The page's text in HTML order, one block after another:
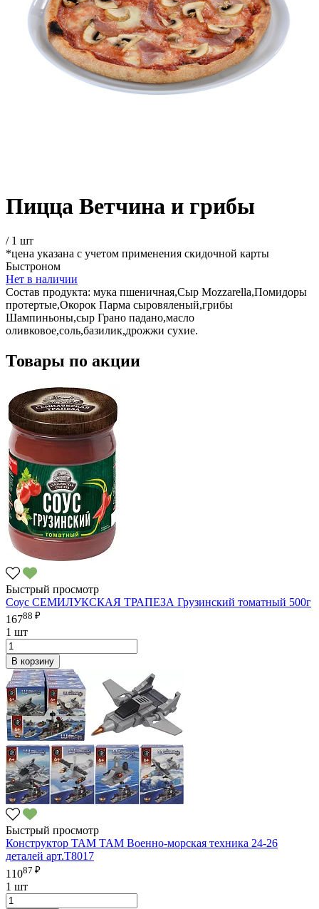
Пицца Ветчина и грибы
/ 1 шт
*цена указана с учетом применения скидочной карты
Быстроном
Нет в наличии
Состав продукта: мука пшеничная,Сыр Mozzarella,Помидоры
протертые,Окорок Парма сыровяленый,грибы
Шампиньоны,сыр Грано падано,масло
оливковое,соль,базилик,дрожжи сухие.
Товары по акции
Быстрый просмотр
Соус СЕМИЛУКСКАЯ ТРАПЕЗА Грузинский томатный 500г
16788 ₽
1 шт
В корзину
Быстрый просмотр
Конструктор ТАМ ТАМ Военно-морская техника 24-26
деталей арт.Т8017
11087 ₽
1 шт